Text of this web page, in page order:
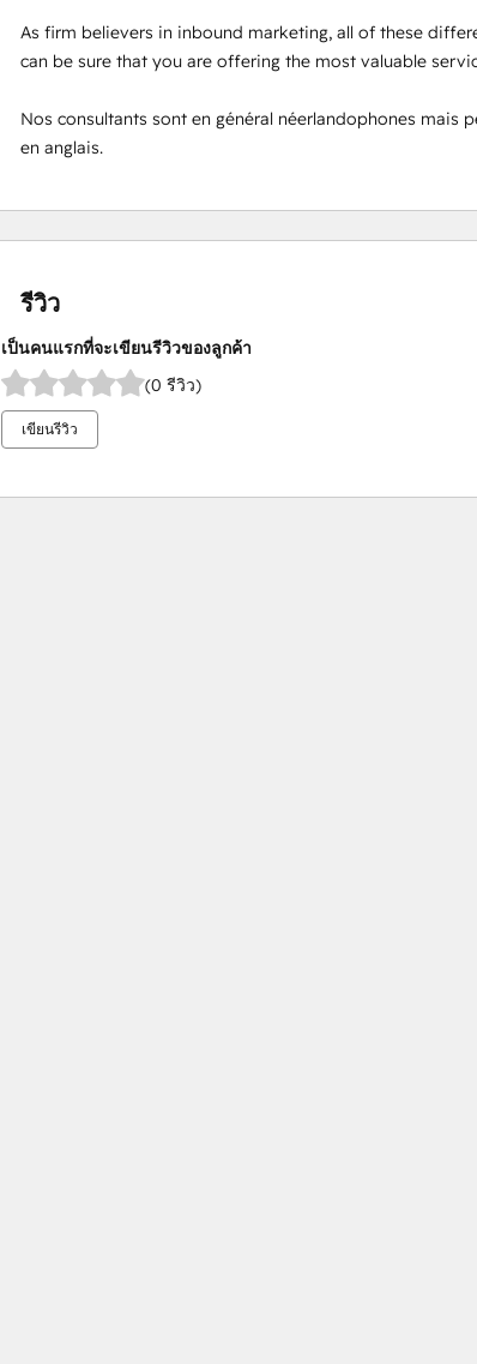
As firm believers in inbound marketing, all of these
can be sure that you are offering the most valuable
Nos consultants sont en général néerlandophones mais
en anglais.
รีวิว
เป็นคนแรกที่จะเขียนรีวิวของลูกค้า
(0 รีวิว)
เขียนรีวิว